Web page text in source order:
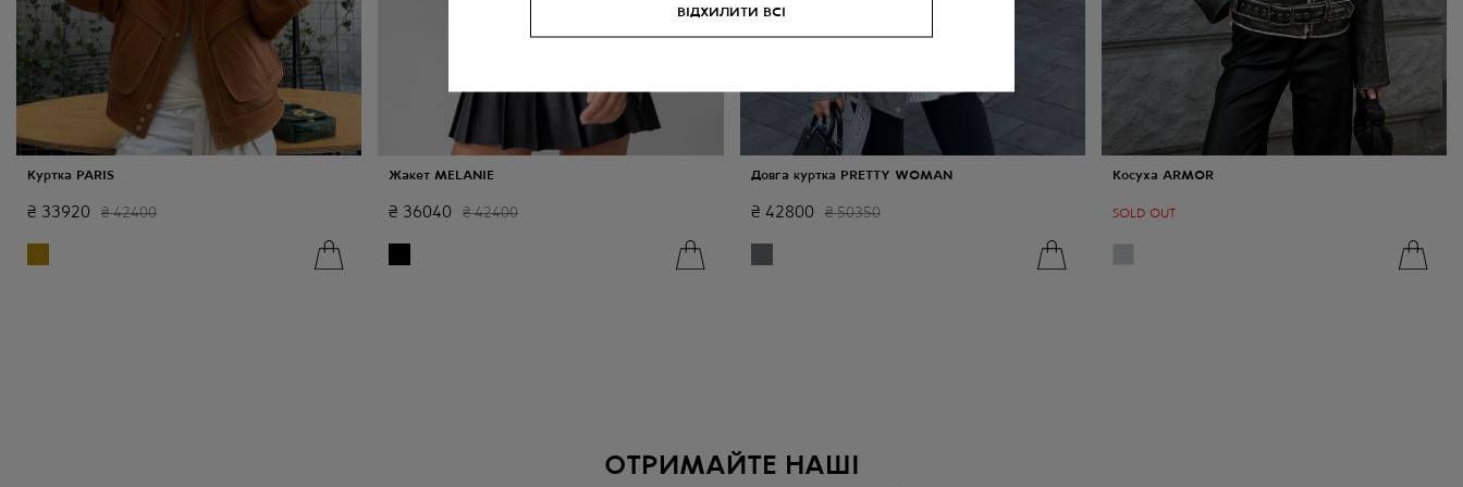
ВІДХИЛИТИ ВСІ
Куртка PARIS
₴ 33920 ₴ 42400
Жакет MELANIE
₴ 36040 ₴ 42400
Довга куртка PRETTY WOMAN
₴ 42800 ₴ 50350
Косуха ARMOR
SOLD OUT
ОТРИМАЙТЕ НАШІ